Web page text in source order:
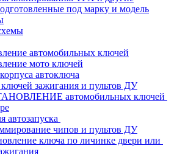
под марку и модель
автомобильных ключей
мото ключей
автоключа
зажигания и пультов ДУ
автомобильных ключей
автозапуска
чипов и пультов ДУ
ключа по личинке двери или